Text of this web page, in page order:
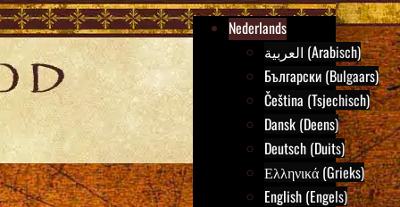
Nederlands
العربية (Arabisch)
Български (Bulgaars)
Čeština (Tsjechisch)
Dansk (Deens)
Deutsch (Duits)
Ελληνικά (Grieks)
English (Engels)